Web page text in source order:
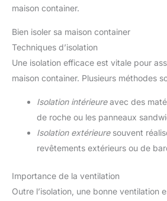
maison container.
Bien isoler sa maison container
Techniques d’isolation
Une isolation efficace est vitale pour
maison container. Plusieurs méthodes
Isolation intérieureavec des
de roche ou les panneaux
Isolation extérieuresouvent
revêtements extérieurs ou de
Importance de la ventilation
Outre l’isolation, une bonne ventilation